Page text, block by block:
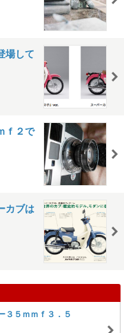
場して
ｆ２で
カブは
３５ｍｍｆ３．５